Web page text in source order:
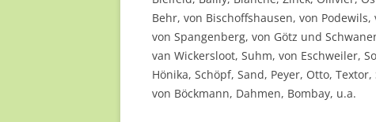
Behr, von Bischoffshausen, von
von Spangenberg, von Götz und
van Wickersloot, Suhm, von Eschweiler,
Hönika, Schöpf, Sand, Peyer, Otto,
von Böckmann, Dahmen, Bombay, u.a.